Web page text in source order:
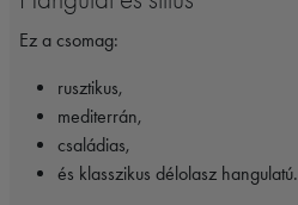
Ez a csomag:
rusztikus,
mediterrán,
családias,
és klasszikus délolasz hangulatú.